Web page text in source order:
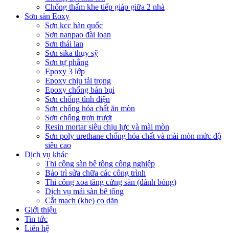
Chống thấm khe tiếp giáp giữa 2 nhà
Sơn sàn Eoxy
Sơn kcc hàn quốc
Sơn nanpao đài loan
Sơn thái lan
Sơn sika thụy sỹ
Sơn tự phẳng
Epoxy 3 lớp
Epoxy chịu tải trọng
Epoxy chống bán bụi
Sơn chống tĩnh điện
Sơn chống hóa chất ăn mòn
Sơn chống trơn trượt
Resin mortar siêu chịu lực và mài mòn
Sơn poly urethane chống hóa chất và mài mòn mức độ
siêu cao
Dịch vụ khác
Thi công sàn bê tông công nghiệp
Bảo trì sửa chữa các công trình
Thi công xoa tăng cứng sàn (đánh bóng)
Dịch vụ mái sàn bê tông
Cắt mạch (khe) co dãn
Giới thiệu
Tin tức
Liên hệ